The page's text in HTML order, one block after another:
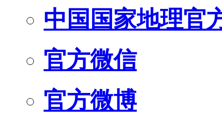
中国国家地理官
官方微信
官方微博